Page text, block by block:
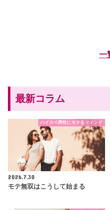
一
最新コラム
ハイスペ男性にモテるマインド
2026.7.30
モテ無双はこうして始まる